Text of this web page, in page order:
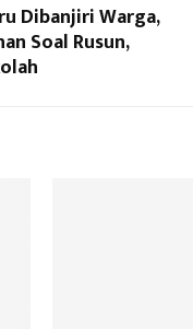
Dibanjiri Warga,
Soal Rusun,